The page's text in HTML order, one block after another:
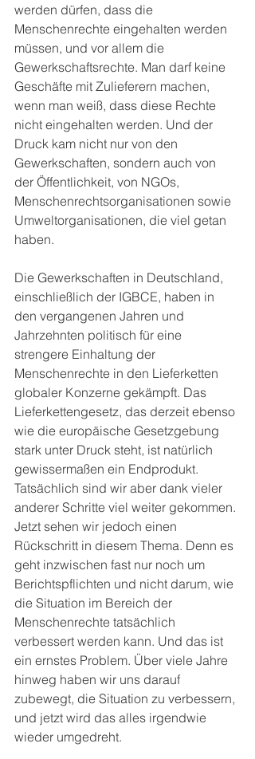
werden dürfen, dass die
Menschenrechte eingehalten werden
müssen, und vor allem die
Gewerkschaftsrechte. Man darf keine
Geschäfte mit Zulieferern machen,
wenn man weiß, dass diese Rechte
nicht eingehalten werden. Und der
Druck kam nicht nur von den
Gewerkschaften, sondern auch von
der Öffentlichkeit, von NGOs,
Menschenrechtsorganisationen sowie
Umweltorganisationen, die viel getan
haben.
Die Gewerkschaften in Deutschland,
einschließlich der IGBCE, haben in
den vergangenen Jahren und
Jahrzehnten politisch für eine
strengere Einhaltung der
Menschenrechte in den Lieferketten
globaler Konzerne gekämpft. Das
Lieferkettengesetz, das derzeit ebenso
wie die europäische Gesetzgebung
stark unter Druck steht, ist natürlich
gewissermaßen ein Endprodukt.
Tatsächlich sind wir aber dank vieler
anderer Schritte viel weiter gekommen.
Jetzt sehen wir jedoch einen
Rückschritt in diesem Thema. Denn es
geht inzwischen fast nur noch um
Berichtspflichten und nicht darum, wie
die Situation im Bereich der
Menschenrechte tatsächlich
verbessert werden kann. Und das ist
ein ernstes Problem. Über viele Jahre
hinweg haben wir uns darauf
zubewegt, die Situation zu verbessern,
und jetzt wird das alles irgendwie
wieder umgedreht.